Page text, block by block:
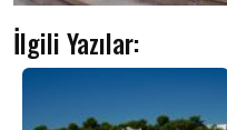
İlgili Yazılar: